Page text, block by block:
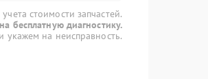
стоимости запчастей.
бесплатную диагностику.
на неисправность.